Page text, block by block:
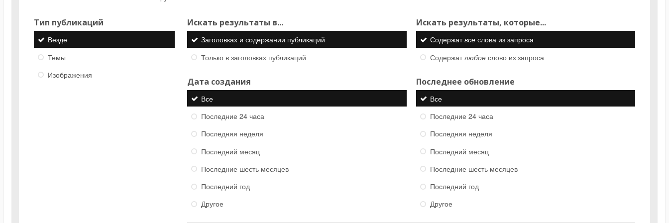
Тип публикаций
Везде
Темы
Изображения
Искать результаты в...
Заголовках и содержании публикаций
Только в заголовках публикаций
Искать результаты, которые...
Содержатвсеслова из запроса
Содержатлюбоеслово из запроса
Дата создания
Все
Последние 24 часа
Последняя неделя
Последний месяц
Последние шесть месяцев
Последний год
Другое
Последнее обновление
Все
Последние 24 часа
Последняя неделя
Последний месяц
Последние шесть месяцев
Последний год
Другое